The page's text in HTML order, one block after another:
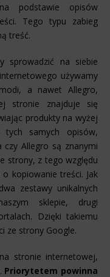
podstawie opisów
Tego typu zabieg
treść.
sprowadzić na siebie
używamy
a nawet Allegro,
stronie znajduje się
produkty na wyżej
tych samych opisów,
Allegro są znanymi
strony, z tego względu
kopiowanie treści. Jak
zestawy unikalnych
sklepie, drugi
Dzięki takiemu
ze strony Google.
stronie internetowej,
Priorytetem powinna